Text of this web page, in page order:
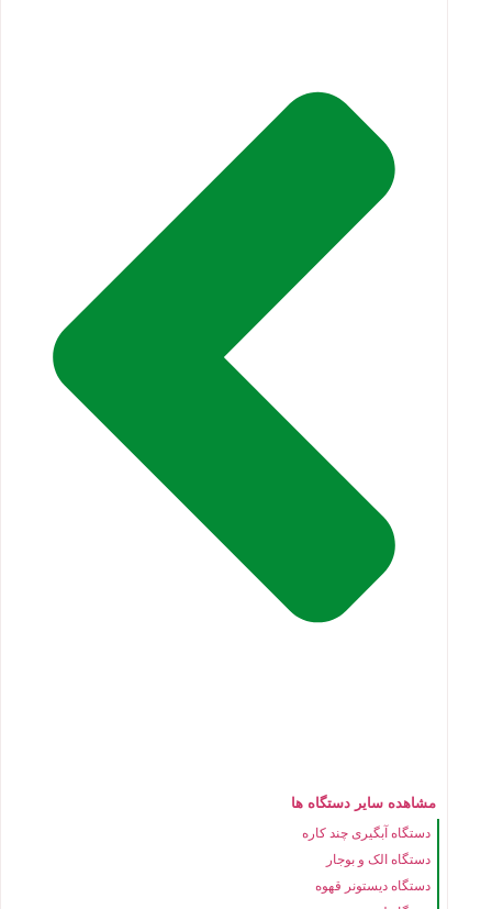
مشاهده سایر دستگاه ها
دستگاه آبگیری چند کاره
دستگاه الک و بوجار
دستگاه دیستونر قهوه